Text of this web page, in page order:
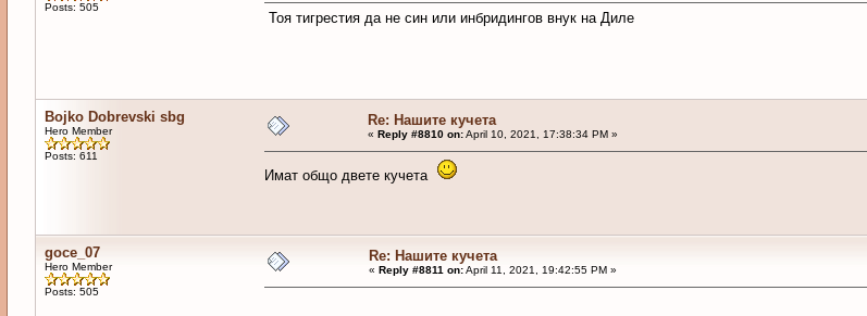
Posts: 505
Тоя тигрестия да не син или инбридингов внук на Диле
Bojko Dobrevski sbg
Hero Member
Posts: 611
Re: Нашите кучета
« Reply #8810 on:April 10, 2021, 17:38:34 PM »
Имат общо двете кучета
goce_07
Hero Member
Posts: 505
Re: Нашите кучета
« Reply #8811 on:April 11, 2021, 19:42:55 PM »